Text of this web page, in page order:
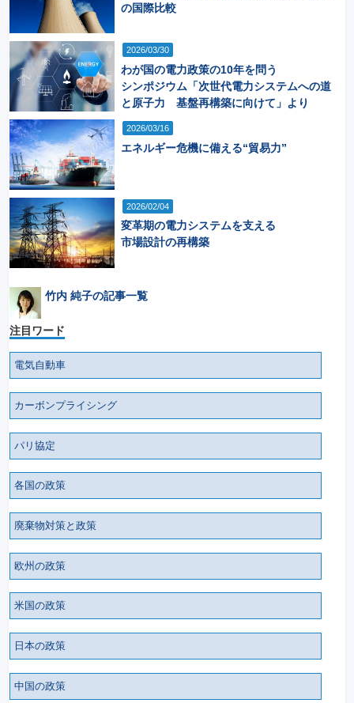
の国際比較
2026/03/30
わが国の電力政策の10年を問う
シンポジウム「次世代電力システムへの道
と原子力 基盤再構築に向けて」より
2026/03/16
エネルギー危機に備える“貿易力”
2026/02/04
変革期の電力システムを支える
市場設計の再構築
竹内 純子の記事一覧
注目ワード
電気自動車
カーボンプライシング
パリ協定
各国の政策
廃棄物対策と政策
欧州の政策
米国の政策
日本の政策
中国の政策